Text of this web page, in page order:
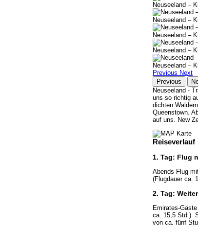
Neuseeland –
Neuseeland –
Neuseeland –
Neuseeland –
Neuseeland –
Previous Next
Previous
Neuseeland -
uns so richtig
dichten
Queenstown.
auf uns. New
Reiseverlauf
1. Tag: Flug
Abends Flug
(Flugdauer ca.
2. Tag:
Emirates-
ca. 15,5 Std.).
von ca. fünf